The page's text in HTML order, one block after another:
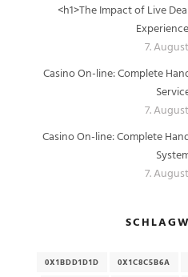
<h1>The Impact of Live
7.
Casino On-line: Complete
7.
Casino On-line: Complete
7.
0X1BDD1D1D 0X1C8C5B6A